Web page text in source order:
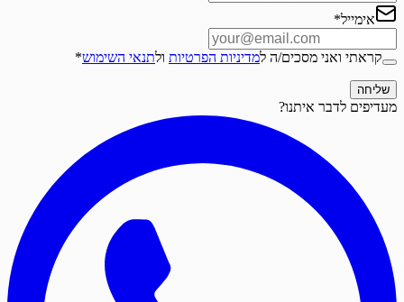
אימייל*
קראתי ואני מסכים/ה למדיניות הפרטיות ולתנאי השימוש*
שליחה
מעדיפים לדבר איתנו?